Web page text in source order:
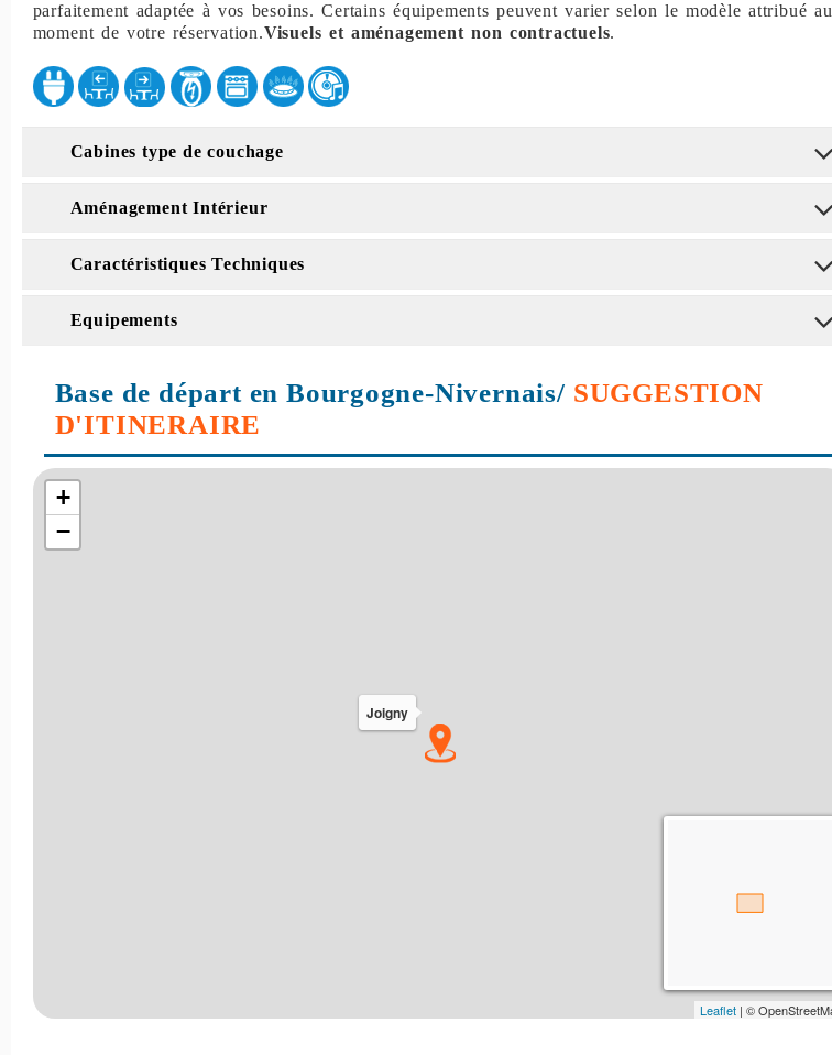
parfaitement adaptée à vos besoins. Certains équipements peuvent varier selon le modèle attribué au
moment de votre réservation.Visuels et aménagement non contractuels.
Cabines type de couchage
Aménagement Intérieur
Caractéristiques Techniques
Equipements
Base de départ en Bourgogne-Nivernais/ SUGGESTION
D'ITINERAIRE